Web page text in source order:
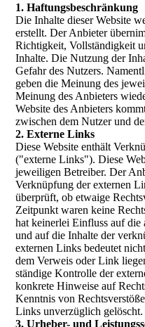
1. Haftungsbeschränkung
Die Inhalte dieser Website
erstellt. Der Anbieter
Richtigkeit, Vollständigkeit
Inhalte. Die Nutzung der
Gefahr des Nutzers.
geben die Meinung des
Meinung des Anbieters
Website des Anbieters
zwischen dem Nutzer und
2. Externe Links
Diese Website enthält
("externe Links"). Diese
jeweiligen Betreiber. Der
Verknüpfung der externen
überprüft, ob etwaige
Zeitpunkt waren keine
hat keinerlei Einfluss auf
und auf die Inhalte der
externen Links bedeutet
dem Verweis oder Link
ständige Kontrolle der
konkrete Hinweise auf
Kenntnis von
Links unverzüglich gelöscht.
3. Urheber- und